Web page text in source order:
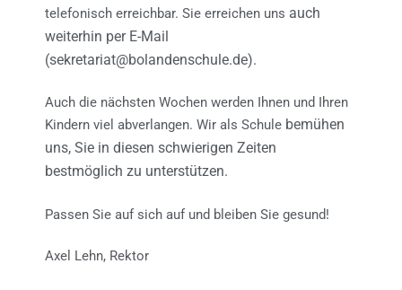
telefonisch erreichbar. Sie erreichen uns auch
weiterhin per E-Mail
(sekretariat@bolandenschule.de).
Auch die nächsten Wochen werden Ihnen und Ihren
Kindern viel abverlangen. Wir als Schule bemühen
uns, Sie in diesen schwierigen Zeiten
bestmöglich zu unterstützen.
Passen Sie auf sich auf und bleiben Sie gesund!
Axel Lehn, Rektor